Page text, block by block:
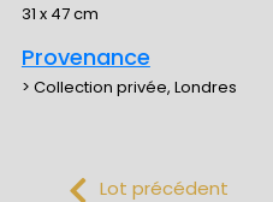
31 x 47 cm
Provenance
> Collection privée, Londres
Lot précédent